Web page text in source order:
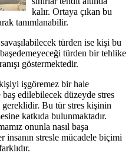
kalır. Ortaya çıkan bu
tanımlanabilir.
türden ise kişi bu
türden bir tehlike
göstermektedir.
işgöremez bir hale
edilebilecek düzeyde stres
Bu tür stres kişinin
katkıda bulunmaktadır.
onunla nasıl başa
insanın stresle mücadele biçimi